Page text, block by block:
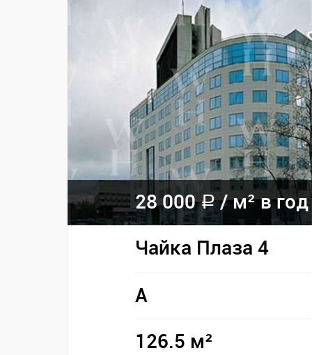
28 000a/ м² в год
Чайка Плаза 4
A
126.5 м²